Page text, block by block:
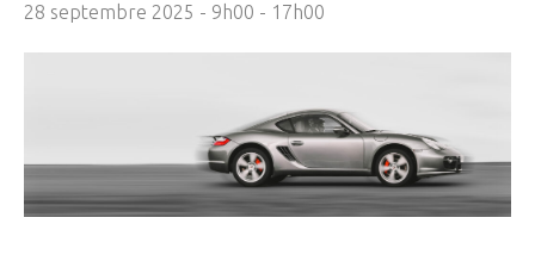
28 septembre 2025 - 9h00 - 17h00